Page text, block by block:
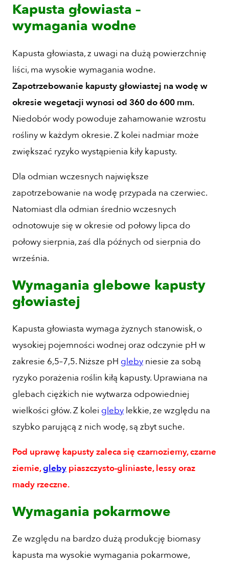
Kapusta głowiasta –
wymagania wodne
Kapusta głowiasta, z uwagi na dużą powierzchnię
liści, ma wysokie wymagania wodne.
Zapotrzebowanie kapusty głowiastej na wodę w
okresie wegetacji wynosi od 360 do 600 mm.
Niedobór wody powoduje zahamowanie wzrostu
rośliny w każdym okresie. Z kolei nadmiar może
zwiększać ryzyko wystąpienia kiły kapusty.
Dla odmian wczesnych największe
zapotrzebowanie na wodę przypada na czerwiec.
Natomiast dla odmian średnio wczesnych
odnotowuje się w okresie od połowy lipca do
połowy sierpnia, zaś dla późnych od sierpnia do
września.
Wymagania glebowe kapusty
głowiastej
Kapusta głowiasta wymaga żyznych stanowisk, o
wysokiej pojemności wodnej oraz odczynie pH w
zakresie 6,5–7,5. Niższe pH gleby niesie za sobą
ryzyko porażenia roślin kiłą kapusty. Uprawiana na
glebach ciężkich nie wytwarza odpowiedniej
wielkości głów. Z kolei gleby lekkie, ze względu na
szybko parującą z nich wodę, są zbyt suche.
Pod uprawę kapusty zaleca się czarnoziemy, czarne
ziemie,gleby piaszczysto-gliniaste, lessy oraz
mady rzeczne.
Wymagania pokarmowe
Ze względu na bardzo dużą produkcję biomasy
kapusta ma wysokie wymagania pokarmowe,